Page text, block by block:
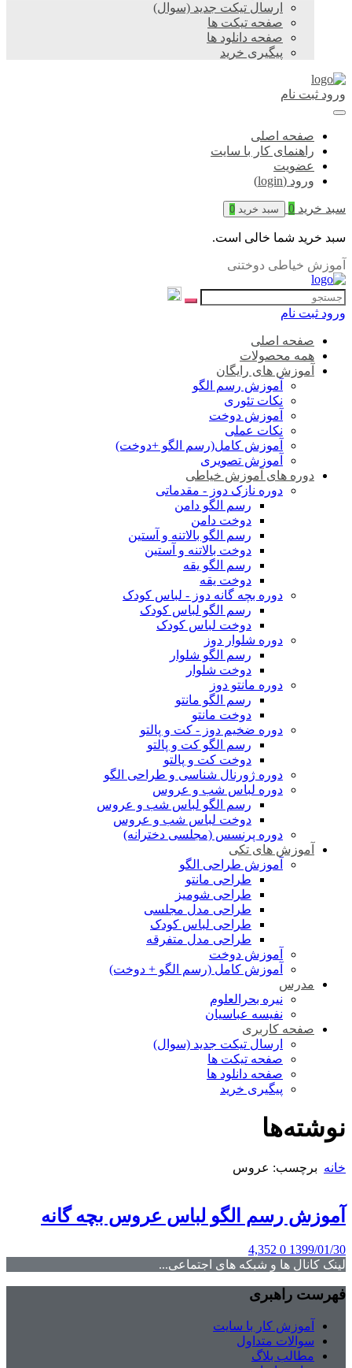
ارسال تیکت جدید (سوال)
صفحه تیکت ها
صفحه دانلود ها
پیگیری خرید
ورود ثبت نام
صفحه اصلی
راهنمای کار با سایت
عضویت
ورود (login)
سبد خرید 0 سبد خرید 0
سبد خرید شما خالی است.
آموزش خیاطی دوختنی
ورود ثبت نام
صفحه اصلی
همه محصولات
آموزش های رایگان
آموزش رسم الگو
نکات تئوری
آموزش دوخت
نکات عملی
آموزش کامل(رسم الگو +دوخت)
آموزش تصویری
دوره های آموزش خیاطی
دوره نازک دوز - مقدماتی
رسم الگو دامن
دوخت دامن
رسم الگو بالاتنه و آستین
دوخت بالاتنه و آستین
رسم الگو یقه
دوخت یقه
دوره بچه گانه دوز - لباس کودک
رسم الگو لباس کودک
دوخت لباس کودک
دوره شلوار دوز
رسم الگو شلوار
دوخت شلوار
دوره مانتو دوز
رسم الگو مانتو
دوخت مانتو
دوره ضخیم دوز - کت و پالتو
رسم الگو کت و پالتو
دوخت کت و پالتو
دوره ژورنال شناسی و طراحی الگو
دوره لباس شب و عروس
رسم الگو لباس شب و عروس
دوخت لباس شب و عروس
دوره پرنسس (مجلسی دخترانه)
آموزش های تکی
آموزش طراحی الگو
طراحی مانتو
طراحی شومیز
طراحی مدل مجلسی
طراحی لباس کودک
طراحی مدل متفرقه
آموزش دوخت
آموزش کامل (رسم الگو + دوخت)
مدرس
نیره بحرالعلوم
نفیسه عباسیان
صفحه کاربری
ارسال تیکت جدید (سوال)
صفحه تیکت ها
صفحه دانلود ها
پیگیری خرید
نوشته‌ها
خانه برچسب: عروس
آموزش رسم الگو لباس عروس بچه گانه
1399/01/30
0
4,352
لینک کانال ها و شبکه های اجتماعی...
فهرست راهبری
آموزش کار با سایت
سوالات متداول
مطالب بلاگ